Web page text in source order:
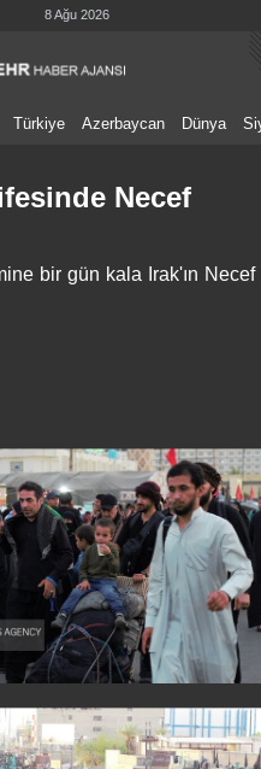
8 Ağu 2026
Türkiye Azerbaycan Dünya
Necef
bir gün kala Irak'ın